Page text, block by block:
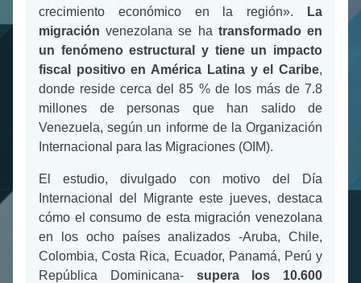
crecimiento económico en la región».
La
migraciónvenezolana se ha transformado en
un fenómeno estructural y tiene un impacto
fiscal positivo en América Latina y el Caribe,
donde reside cerca del 85 % de los más de 7.8
millones de personas que han salido de
Venezuela, según un informe de la Organización
Internacional para las Migraciones (OIM).
El estudio, divulgado con motivo del Día
Internacional del Migrante este jueves, destaca
cómo el consumo de esta migración venezolana
en los ocho países analizados -Aruba, Chile,
Colombia, Costa Rica, Ecuador, Panamá, Perú y
República Dominicana- supera los 10.600